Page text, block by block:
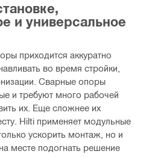
и универсальное
приходится аккуратно
во время стройки,
Сварные опоры
и требуют много рабочей
их. Еще сложнее их
Hilti применяет модульные
ускорить монтаж, но и
месте подогнать решение